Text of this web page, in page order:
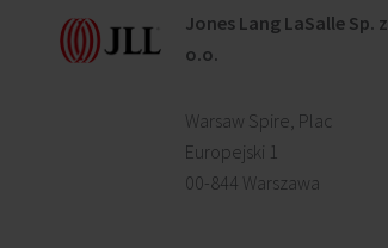
Jones Lang LaSalle Sp. z
o.o.
Warsaw Spire, Plac
Europejski 1
00-844 Warszawa